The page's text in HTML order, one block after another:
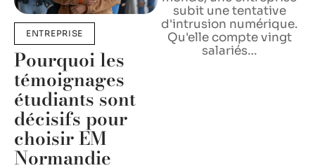
ENTREPRISE
Pourquoi les
témoignages
étudiants sont
décisifs pour
choisir EM
Normandie
subit une tentative
d'intrusion numérique.
Qu'elle compte vingt
salariés…